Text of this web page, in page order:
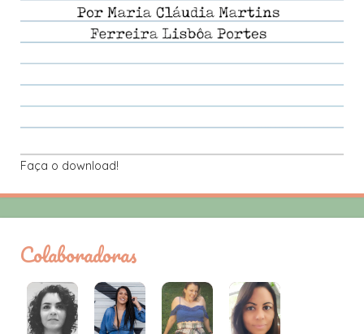
Faça o download!
Colaboradoras